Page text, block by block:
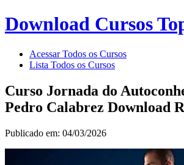
Download Cursos
Acessar Todos os Cursos
Lista Todos os Cursos
Curso Jornada do
Pedro Calabrez Download
Publicado em: 04/03/2026